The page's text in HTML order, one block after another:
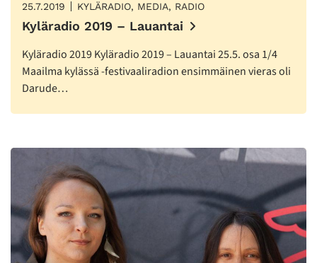
25.7.2019 KYLÄRADIO, MEDIA, RADIO
Kyläradio 2019 – Lauantai
Kyläradio 2019 Kyläradio 2019 – Lauantai 25.5. osa 1/4
Maailma kylässä -festivaaliradion ensimmäinen vieras oli
Darude…